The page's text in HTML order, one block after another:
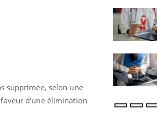
supprimée, selon une
d'une élimination